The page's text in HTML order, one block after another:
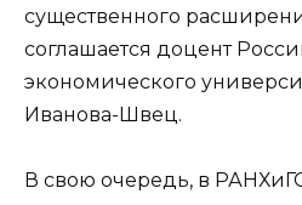
существенного
соглашается доцент
экономического
Иванова-Швец.
В свою очередь, в РАНХиГС